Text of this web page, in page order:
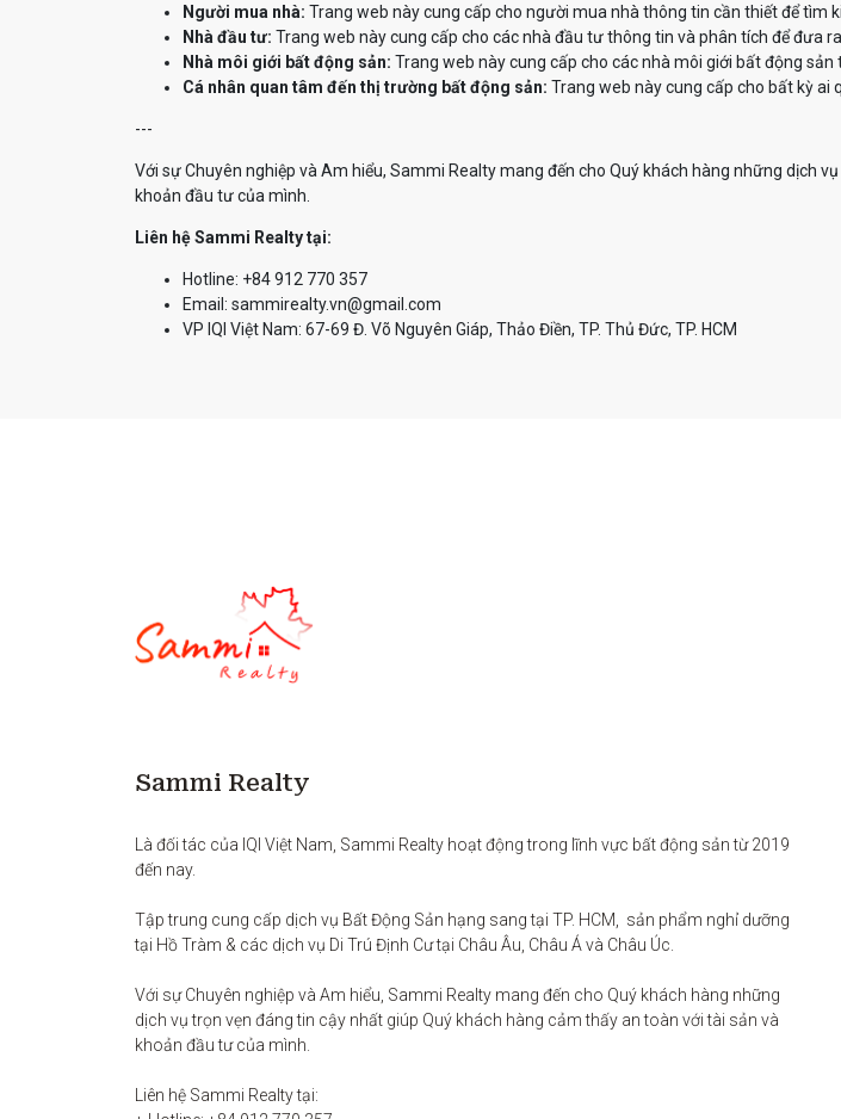
Người mua nhà: Trang web này cung cấp cho người mua nhà thông tin cần thiết để tìm
Nhà đầu tư: Trang web này cung cấp cho các nhà đầu tư thông tin và phân tích để đưa
Nhà môi giới bất động sản: Trang web này cung cấp cho các nhà môi giới bất động
Cá nhân quan tâm đến thị trường bất động sản: Trang web này cung cấp cho bất kỳ
---
Với sự Chuyên nghiệp và Am hiểu, Sammi Realty mang đến cho Quý khách hàng những dịch
khoản đầu tư của mình.
Liên hệ Sammi Realty tại:
Hotline: +84 912 770 357
Email: sammirealty.vn@gmail.com
VP IQI Việt Nam: 67-69 Đ. Võ Nguyên Giáp, Thảo Điền, TP. Thủ Đức, TP. HCM
Sammi Realty
Là đối tác của IQI Việt Nam, Sammi Realty hoạt động trong lĩnh vực bất động sản từ 2019
đến nay.
Tập trung cung cấp dịch vụ Bất Động Sản hạng sang tại TP. HCM,  sản phẩm nghỉ dưỡng
tại Hồ Tràm & các dịch vụ Di Trú Định Cư tại Châu Âu, Châu Á và Châu Úc.
Với sự Chuyên nghiệp và Am hiểu, Sammi Realty mang đến cho Quý khách hàng những
dịch vụ trọn vẹn đáng tin cậy nhất giúp Quý khách hàng cảm thấy an toàn với tài sản và
khoản đầu tư của mình.
Liên hệ Sammi Realty tại: